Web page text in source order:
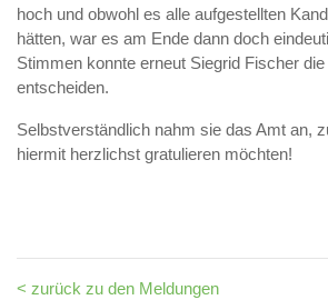
hoch und obwohl es alle aufgestellten
hätten, war es am Ende dann doch
Stimmen konnte erneut Siegrid Fischer
entscheiden.
Selbstverständlich nahm sie das Amt an,
hiermit herzlichst gratulieren möchten!
< zurück zu den Meldungen